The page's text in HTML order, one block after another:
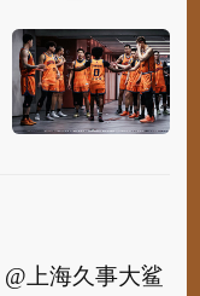
@上海久事大鲨